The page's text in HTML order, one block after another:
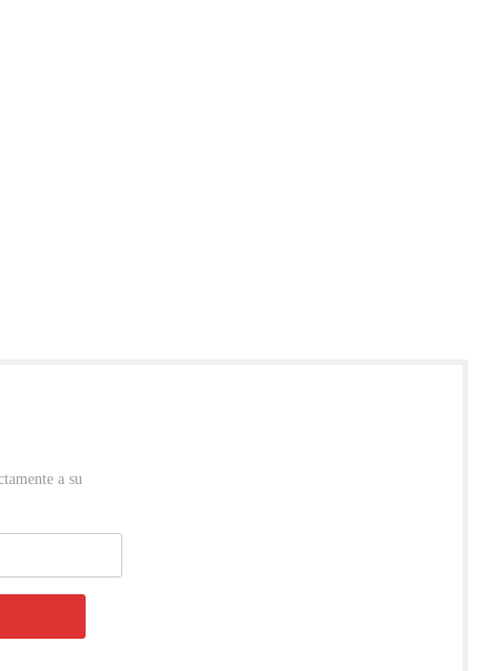
a su